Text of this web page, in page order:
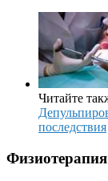
Читайте
последствия
Физиотерапия